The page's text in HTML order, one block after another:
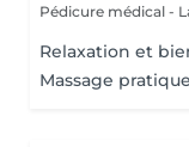
Pédicure médical -
Relaxation et
Massage